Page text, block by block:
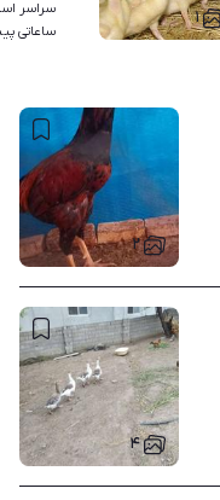
۱
سراسر
ساعاتی
۲
۴